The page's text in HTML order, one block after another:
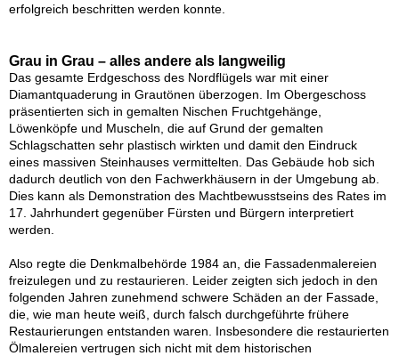
erfolgreich beschritten werden konnte.
Grau in Grau – alles andere als langweilig
Das gesamte Erdgeschoss des Nordflügels war mit einer
Diamantquaderung in Grautönen überzogen. Im Obergeschoss
präsentierten sich in gemalten Nischen Fruchtgehänge,
Löwenköpfe und Muscheln, die auf Grund der gemalten
Schlagschatten sehr plastisch wirkten und damit den Eindruck
eines massiven Steinhauses vermittelten. Das Gebäude hob sich
dadurch deutlich von den Fachwerkhäusern in der Umgebung ab.
Dies kann als Demonstration des Machtbewusstseins des Rates im
17. Jahrhundert gegenüber Fürsten und Bürgern interpretiert
werden.
Also regte die Denkmalbehörde 1984 an, die Fassadenmalereien
freizulegen und zu restaurieren. Leider zeigten sich jedoch in den
folgenden Jahren zunehmend schwere Schäden an der Fassade,
die, wie man heute weiß, durch falsch durchgeführte frühere
Restaurierungen entstanden waren. Insbesondere die restaurierten
Ölmalereien vertrugen sich nicht mit dem historischen